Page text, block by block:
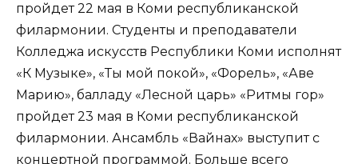
пройдет 22 мая в Коми республиканской
филармонии. Студенты и преподаватели
Колледжа искусств Республики Коми исполнят
«К Музыке», «Ты мой покой», «Форель», «Аве
Марию», балладу «Лесной царь» «Ритмы гор»
пройдет 23 мая в Коми республиканской
филармонии. Ансамбль «Вайнах» выступит с
концертной программой. Больше всего